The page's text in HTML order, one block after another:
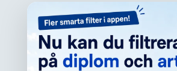
Logga in för att få full tillgång